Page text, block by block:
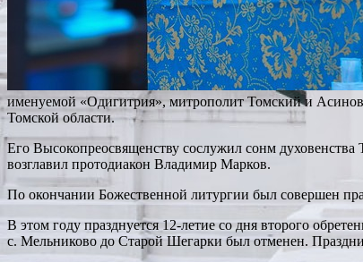
именуемой «Одигитрия», митрополит Томский и
Томской области.
Его Высокопреосвященству сослужил сонм
возглавил протодиакон Владимир Марков.
По окончании Божественной литургии был совершен
В этом году празднуется 12-летие со дня второго
с. Мельниково до Старой Шегарки был отменен.